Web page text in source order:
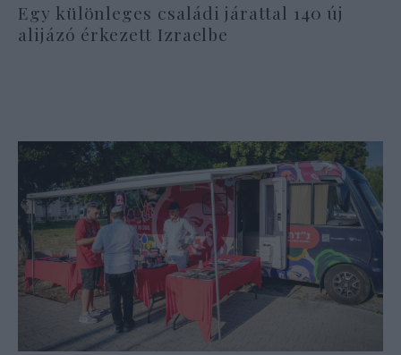
Egy különleges családi járattal 140 új
alijázó érkezett Izraelbe